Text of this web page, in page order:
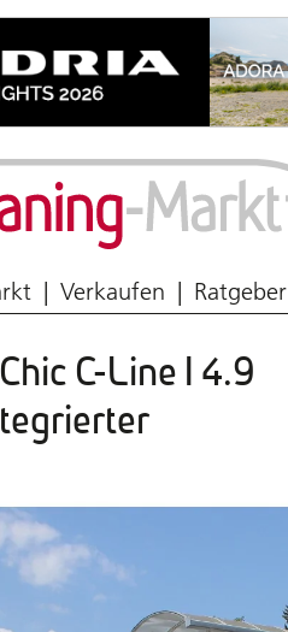
Verkaufen Ratgeber
C-Line I 4.9